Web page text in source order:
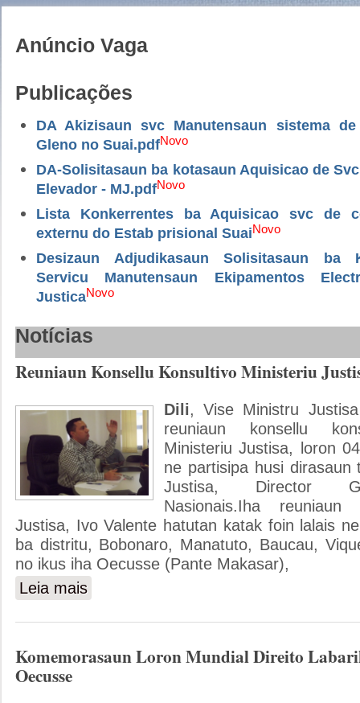
Anúncio Vaga
Publicações
DA Akizisaun svc Manutensaun sistema
Gleno no Suai.pdfNovo
DA-Solisitasaun ba kotasaun Aquisicao de
Elevador - MJ.pdfNovo
Lista Konkerrentes ba Aquisicao svc de
externu do Estab prisional SuaiNovo
Desizaun Adjudikasaun Solisitasaun ba
Servicu Manutensaun Ekipamentos
JusticaNovo
Notícias
Reuniaun Konsellu Konsultivo Ministeriu
Dili, Vise Ministru
reuniaun konsellu
Ministeriu Justisa, loron
ne partisipa husi dirasaun
Justisa, Director
Nasionais.Iha
Justisa, Ivo Valente hatutan katak foin lalais
ba distritu, Bobonaro, Manatuto, Baucau,
no ikus iha Oecusse (Pante Makasar),
Leia mais
Komemorasaun Loron Mundial Direito
Oecusse